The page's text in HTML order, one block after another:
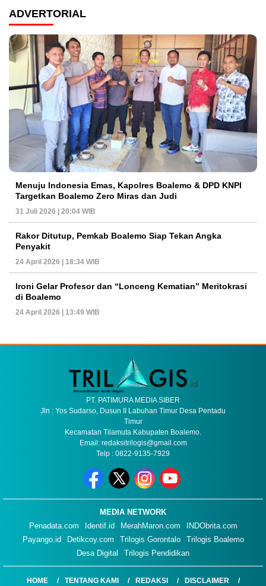
ADVERTORIAL
Menuju Indonesia Emas, Kapolres Boalemo & DPD KNPI
Targetkan Boalemo Zero Miras dan Judi
31 Juli 2026 | 20:04 WIB
Rakor Ditutup, Pemkab Boalemo Siap Tekan Angka
Penyakit
24 April 2026 | 18:34 WIB
Ironi Gelar Profesor dan “Lonceng Kematian” Meritokrasi
di Boalemo
24 April 2026 | 13:49 WIB
PT. PATIMURA MEDIA SIBER
Jln : Yos Sudarso, Dusun II Labuhan Timur Desa Pentadu
Timur
Kecamatan Tilamuta Kabupaten Boalemo.
Email: redaksitrilogis@gmail.com
Telp : 0822-9135-7929
MEDIA NETWORK
Penadata.com
Identif.id MerahMaron.com
INDObrita.com
Payango.id
Detikcoy.com Trilogis Gorontalo
Trilogis Boalemo
Desa Digital
Trilogis Pendidikan
HOME TENTANG KAMI REDAKSI DISCLAIMER